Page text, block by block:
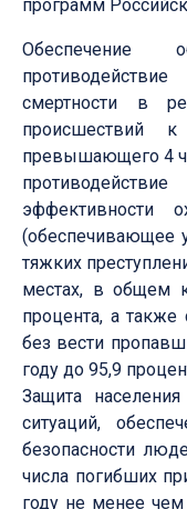
программ
Обеспечение
смертности в
происшествий
превышающего 4
эффективности
(обеспечивающее
тяжких
местах, в общем
процента, а
без вести
году до 95,9
Защита
ситуаций,
безопасности
числа погибших
году не менее